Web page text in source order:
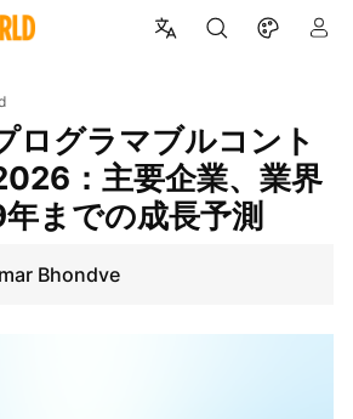
：主要企業、業界
までの成長予測
Bhondve